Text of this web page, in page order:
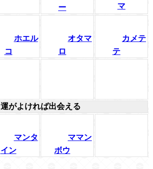
ー
マ
ホエル
コ
オタマ
ロ
カメテ
テ
運がよければ出会える
マンタ
イン
ママン
ボウ